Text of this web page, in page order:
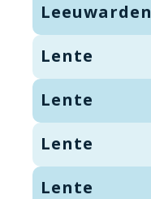
Leeuwarden
Lente
Lente
Lente
Lente